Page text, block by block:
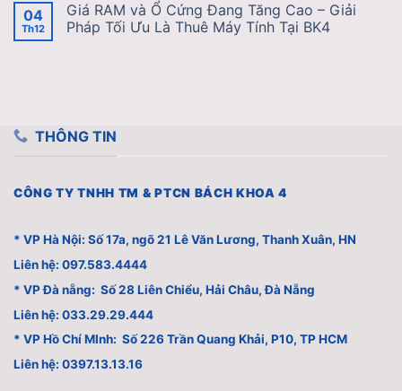
04
Th12
Giá RAM và Ổ Cứng Đang Tăng Cao – Giải
Pháp Tối Ưu Là Thuê Máy Tính Tại BK4
THÔNG TIN
CÔNG TY TNHH TM & PTCN BÁCH KHOA 4
* VP Hà Nội: Số 17a, ngõ 21 Lê Văn Lương, Thanh Xuân, HN
Liên hệ: 097.583.4444
* VP Đà nẵng: Số 28 Liên Chiểu, Hải Châu, Đà Nẵng
Liên hệ: 033.29.29.444
* VP Hồ Chí MInh: Số 226 Trần Quang Khải, P10, TP HCM
Liên hệ: 0397.13.13.16